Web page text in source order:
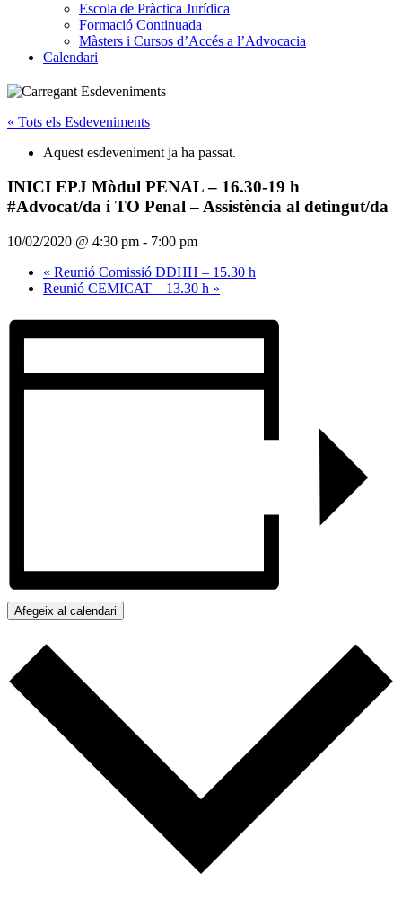
Escola de Pràctica Jurídica
Formació Continuada
Màsters i Cursos d’Accés a l’Advocacia
Calendari
« Tots els Esdeveniments
Aquest esdeveniment ja ha passat.
INICI EPJ Mòdul PENAL – 16.30-19 h
#Advocat/da i TO Penal – Assistència al detingut/da
10/02/2020 @ 4:30 pm - 7:00 pm
« Reunió Comissió DDHH – 15.30 h
Reunió CEMICAT – 13.30 h »
Afegeix al calendari